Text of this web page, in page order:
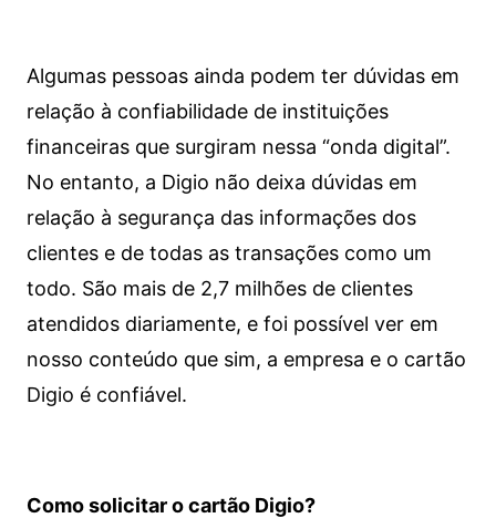
Algumas pessoas ainda podem ter dúvidas em
relação à confiabilidade de instituições
financeiras que surgiram nessa “onda digital”.
No entanto, a Digio não deixa dúvidas em
relação à segurança das informações dos
clientes e de todas as transações como um
todo. São mais de 2,7 milhões de clientes
atendidos diariamente, e foi possível ver em
nosso conteúdo que sim, a empresa e o cartão
Digio é confiável.
Como solicitar o cartão Digio?